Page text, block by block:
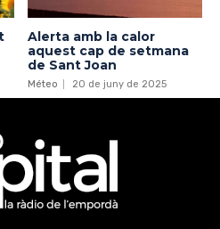
Alerta amb la calor
aquest cap de setmana
de Sant Joan
Méteo 20 de juny de 2025